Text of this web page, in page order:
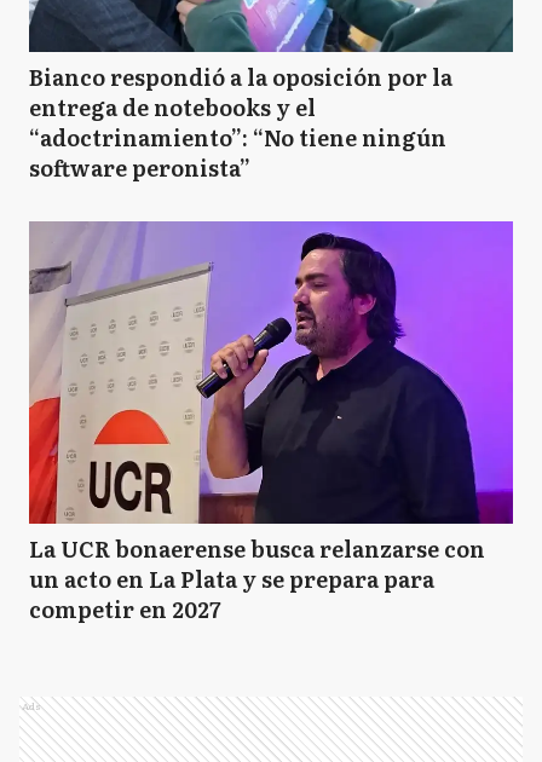
Bianco respondió a la oposición por la
entrega de notebooks y el
“adoctrinamiento”: “No tiene ningún
software peronista”
La UCR bonaerense busca relanzarse con
un acto en La Plata y se prepara para
competir en 2027
Ads